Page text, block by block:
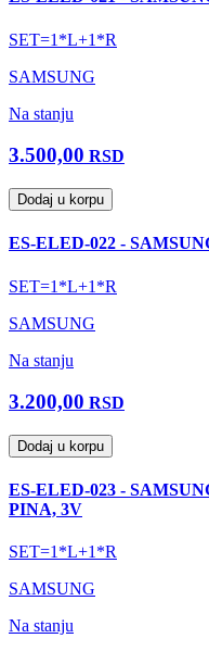
SET=1*L+1*R
SAMSUNG
Na stanju
3.500,00 RSD
Dodaj u korpu
ES-ELED-022 -
SET=1*L+1*R
SAMSUNG
Na stanju
3.200,00 RSD
Dodaj u korpu
ES-ELED-023 -
PINA, 3V
SET=1*L+1*R
SAMSUNG
Na stanju